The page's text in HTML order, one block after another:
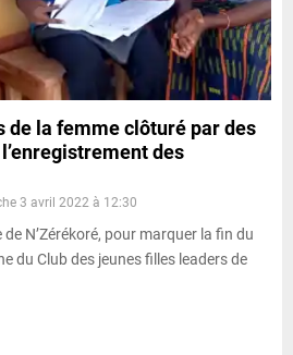
de la femme clôturé par des
des
3 avril 2022 à 12:30
N’Zérékoré, pour marquer la fin du
du Club des jeunes filles leaders de